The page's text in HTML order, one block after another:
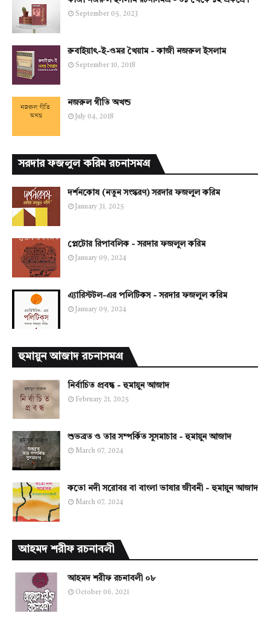
September 05, 2023
রুবাইয়াৎ-ই-ওমর খৈয়াম - কাজী নজরুল ইসলাম
September 10, 2018
নজরুল গীতি অখন্ড
July 04, 2018
সরদার ফজলুল করিম রচনাসমগ্র
দর্শনকোষ (নতুন সংস্করণ) সরদার ফজলুল করিম
January 31, 2025
প্লেটোর রিপাবলিক - সরদার ফজলুল করিম
January 09, 2024
এ্যারিস্টটল-এর পলিটিকস - সরদার ফজলুল করিম
January 09, 2024
হুমায়ুন আজাদ রচনাসমগ্র
নির্বাচিত প্রবন্ধ - হুমায়ুন আজাদ
February 21, 2025
শুভব্রত ও তার সম্পর্কিত সুসমাচার - হুমায়ুন আজাদ
March 07, 2024
কতো নদী সরোবর বা বাংলা ভাষার জীবনী - হুমায়ুন আজাদ
March 07, 2024
আহমদ শরীফ রচনাবলী
আহমদ শরীফ রচনাবলী ০৮
October 06, 2021